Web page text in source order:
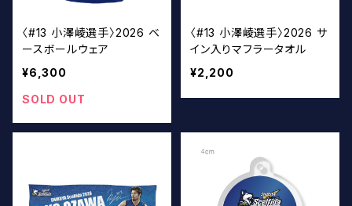
〈#13 小澤崚選手〉2026 ベ
ースボールウェア
¥6,300
SOLD OUT
〈#13 小澤崚選手〉2026 サ
イン入りマフラータオル
¥2,200